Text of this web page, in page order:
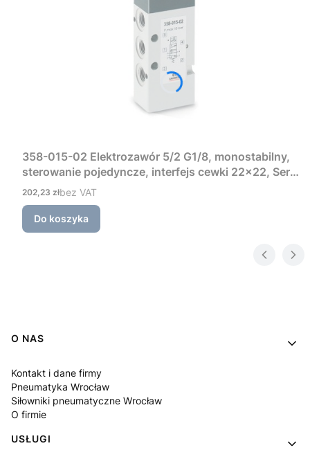
358-015-02 Elektrozawór 5/2 G1/8, monostabilny,
sterowanie pojedyncze, interfejs cewki 22×22, Seria
3 Camozzi
Cena
202,23 złbez VAT
Do koszyka
Linki w stopce
O NAS
Kontakt i dane firmy
Pneumatyka Wrocław
Siłowniki pneumatyczne Wrocław
O firmie
USŁUGI